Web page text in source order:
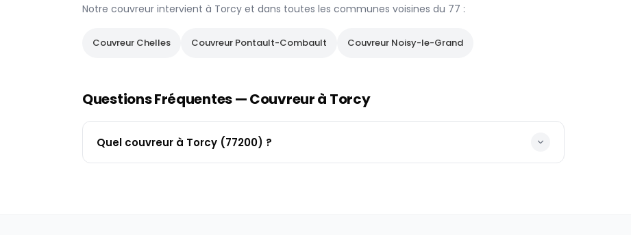
Notre couvreur intervient à Torcy et dans toutes les communes voisines du 77 :
Couvreur Chelles Couvreur Pontault-Combault Couvreur Noisy-le-Grand
Questions Fréquentes — Couvreur à Torcy
Quel couvreur à Torcy (77200) ?